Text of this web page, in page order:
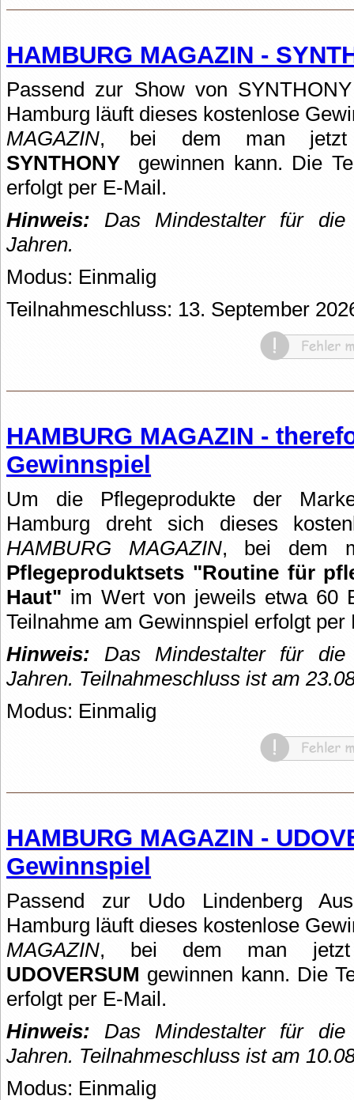
HAMBURG MAGAZIN -
Passend zur Show von
Hamburg läuft dieses kostenlose
MAGAZIN, bei dem man
SYNTHONY
gewinnen kann. Die
erfolgt per E-Mail.
Hinweis: Das Mindestalter für
Jahren.
Modus: Einmalig
Teilnahmeschluss: 13. September
HAMBURG MAGAZIN -
Gewinnspiel
Um die Pflegeprodukte der
Hamburg dreht sich dieses
HAMBURG MAGAZIN, bei dem
Pflegeproduktsets "Routine für
Haut" im Wert von jeweils etwa 60
Teilnahme am Gewinnspiel erfolgt per
Hinweis: Das Mindestalter für
Jahren. Teilnahmeschluss ist am
Modus: Einmalig
HAMBURG MAGAZIN -
Gewinnspiel
Passend zur Udo Lindenberg
Hamburg läuft dieses kostenlose
MAGAZIN, bei dem man
UDOVERSUM gewinnen kann. Die
erfolgt per E-Mail.
Hinweis: Das Mindestalter für
Jahren. Teilnahmeschluss ist am
Modus: Einmalig